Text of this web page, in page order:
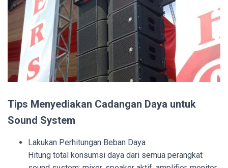
Tips Menyediakan Cadangan Daya untuk
Sound System
Lakukan Perhitungan Beban Daya
Hitung total konsumsi daya dari semua perangkat